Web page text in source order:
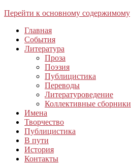
Перейти к основному содержимому
Главная
События
Литература
Проза
Поэзия
Публицистика
Переводы
Литературоведение
Коллективные сборники
Имена
Творчество
Публицистика
В пути
История
Контакты